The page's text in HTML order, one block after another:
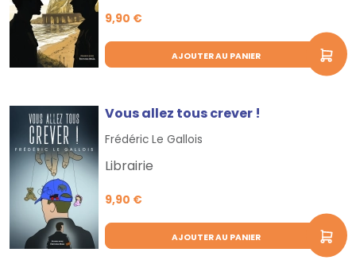
9,90 €
AJOUTER AU PANIER
Vous allez tous crever !
Frédéric Le Gallois
Librairie
9,90 €
AJOUTER AU PANIER